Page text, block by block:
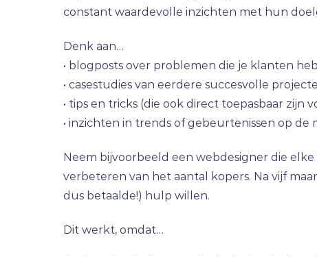
constant waardevolle inzichten met hun
Denk aan…
• blogposts over problemen die je klanten
• casestudies van eerdere succesvolle
• tips en tricks (die ook direct toepasbaar zijn
• inzichten in trends of gebeurtenissen op
Neem bijvoorbeeld een webdesigner die
verbeteren van het aantal kopers. Na vijf
dus betaalde!) hulp willen.
Dit werkt, omdat…